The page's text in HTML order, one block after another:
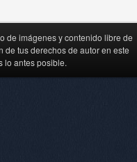
de imágenes y contenido libre de
tus derechos de autor en este
lo antes posible.